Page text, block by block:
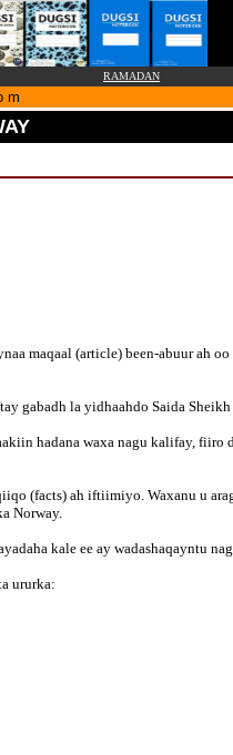
RAMADAN
m
maqaal (article) been-abuur ah
la yidhaahdo Saida Sheikh
hadana waxa nagu kalifay, fiiro
(facts) ah iftiimiyo. Waxanu u
Norway.
kale ee ay wadashaqayntu
ururka: